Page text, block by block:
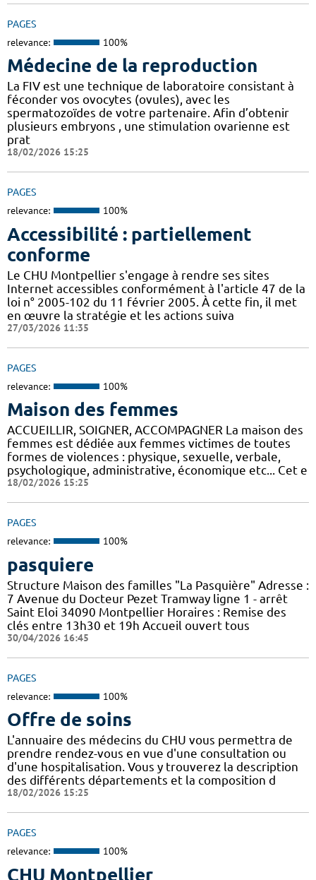
PAGES
relevance: 100%
Médecine de la reproduction
La FIV est une technique de laboratoire consistant à
féconder vos ovocytes (ovules), avec les
spermatozoïdes de votre partenaire. Afin d’obtenir
plusieurs embryons , une stimulation ovarienne est
prat
18/02/2026 15:25
PAGES
relevance: 100%
Accessibilité : partiellement
conforme
Le CHU Montpellier s'engage à rendre ses sites
Internet accessibles conformément à l'article 47 de la
loi n° 2005-102 du 11 février 2005. À cette fin, il met
en œuvre la stratégie et les actions suiva
27/03/2026 11:35
PAGES
relevance: 100%
Maison des femmes
ACCUEILLIR, SOIGNER, ACCOMPAGNER La maison des
femmes est dédiée aux femmes victimes de toutes
formes de violences : physique, sexuelle, verbale,
psychologique, administrative, économique etc... Cet e
18/02/2026 15:25
PAGES
relevance: 100%
pasquiere
Structure Maison des familles "La Pasquière" Adresse :
7 Avenue du Docteur Pezet Tramway ligne 1 - arrêt
Saint Eloi 34090 Montpellier Horaires : Remise des
clés entre 13h30 et 19h Accueil ouvert tous
30/04/2026 16:45
PAGES
relevance: 100%
Offre de soins
L'annuaire des médecins du CHU vous permettra de
prendre rendez-vous en vue d'une consultation ou
d'une hospitalisation. Vous y trouverez la description
des différents départements et la composition d
18/02/2026 15:25
PAGES
relevance: 100%
CHU Montpellier